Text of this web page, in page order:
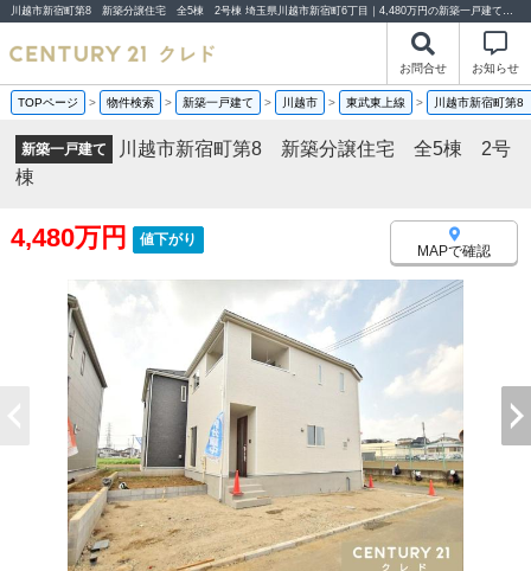
川越市新宿町第8 新築分譲住宅 全5棟 2号棟 埼玉県川越市新宿町6丁目｜4,480万円の新築一戸建て｜分譲住宅や新築物件｜センチュリー21クレド
お問合せ お知らせ
TOPページ > 物件検索 > 新築一戸建て > 川越市 > 東武東上線 > 川越市新宿町
新築一戸建て
川越市新宿町第8 新築分譲住宅 全5棟 2号
棟
4,480万円 値下がり
MAPで確認